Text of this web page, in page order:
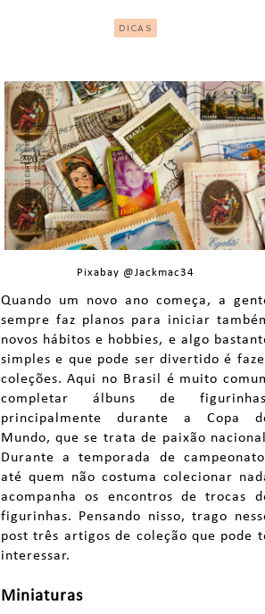
DICAS
Pixabay @Jackmac34
Quando um novo ano começa, a
sempre faz planos para iniciar
novos hábitos e hobbies, e algo
simples e que pode ser divertido é
coleções. Aqui no Brasil é muito
completar álbuns de
principalmente durante a Copa
Mundo, que se trata de paixão
Durante a temporada de
até quem não costuma colecionar
acompanha os encontros de trocas
figurinhas. Pensando nisso, trago
post três artigos de coleção que pode
interessar.
Miniaturas